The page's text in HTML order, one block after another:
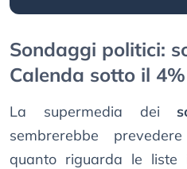
Sondaggi politici:
Calenda sotto il 4%
La supermedia dei
sembrerebbe
quanto riguarda le liste